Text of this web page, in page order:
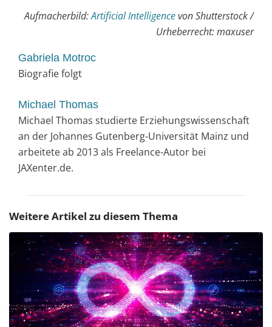
Aufmacherbild:Artificial Intelligencevon Shutterstock /
Urheberrecht: maxuser
Gabriela Motroc
Biografie folgt
Michael Thomas
Michael Thomas studierte Erziehungswissenschaft
an der Johannes Gutenberg-Universität Mainz und
arbeitete ab 2013 als Freelance-Autor bei
JAXenter.de.
Weitere Artikel zu diesem Thema